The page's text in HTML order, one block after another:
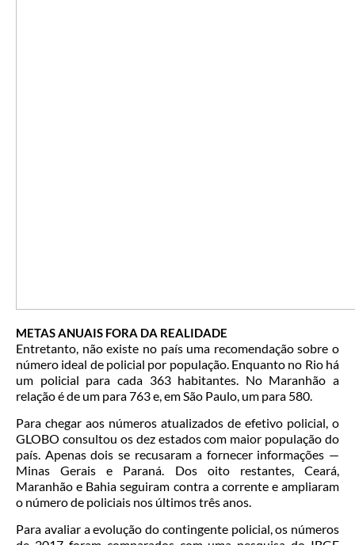
METAS ANUAIS FORA DA REALIDADE
Entretanto, não existe no país uma recomendação sobre o
número ideal de policial por população. Enquanto no Rio há
um policial para cada 363 habitantes. No Maranhão a
relação é de um para 763 e, em São Paulo, um para 580.
Para chegar aos números atualizados de efetivo policial, o
GLOBO consultou os dez estados com maior população do
país. Apenas dois se recusaram a fornecer informações —
Minas Gerais e Paraná. Dos oito restantes, Ceará,
Maranhão e Bahia seguiram contra a corrente e ampliaram
o número de policiais nos últimos três anos.
Para avaliar a evolução do contingente policial, os números